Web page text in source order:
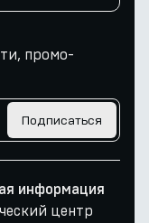
промо-
Подписаться
информация
центр